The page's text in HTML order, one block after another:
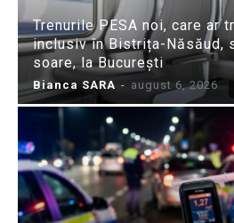
Trenurile PESA noi, care ar
inclusiv în Bistrița-Năsăud,
soare, la București
Bianca SARA - august 6, 2026